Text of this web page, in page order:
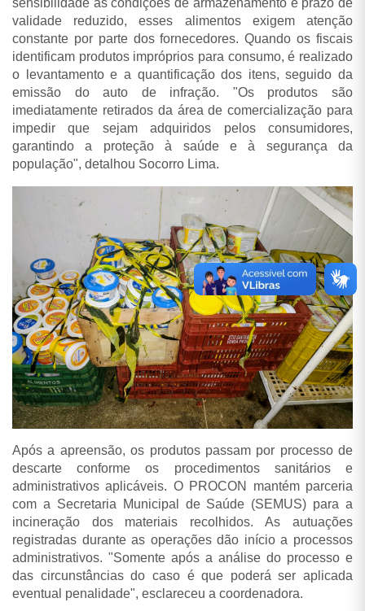
validade reduzido, esses alimentos exigem atenção
constante por parte dos fornecedores. Quando os fiscais
identificam produtos impróprios para consumo, é realizado
o levantamento e a quantificação dos itens, seguido da
emissão do auto de infração. "Os produtos são
imediatamente retirados da área de comercialização para
impedir que sejam adquiridos pelos consumidores,
garantindo a proteção à saúde e à segurança da
população", detalhou Socorro Lima.
Após a apreensão, os produtos passam por processo de
descarte conforme os procedimentos sanitários e
administrativos aplicáveis. O PROCON mantém parceria
com a Secretaria Municipal de Saúde (SEMUS) para a
incineração dos materiais recolhidos.As autuações
registradas durante as operações dão início a processos
administrativos. "Somente após a análise do processo e
das circunstâncias do caso é que poderá ser aplicada
eventual penalidade", esclareceu a coordenadora.